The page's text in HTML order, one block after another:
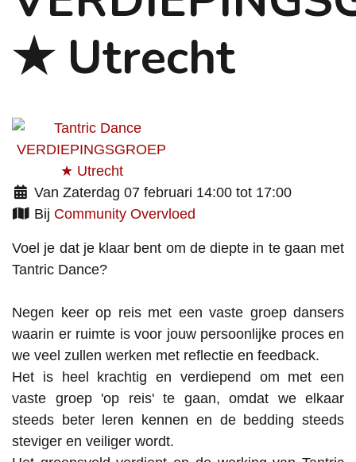
★ Utrecht
Van Zaterdag 07 februari 14:00 tot 17:00
Bij Community Overvloed
Voel je dat je klaar bent om de diepte in te gaan met
Tantric Dance?
Negen keer op reis met een vaste groep dansers
waarin er ruimte is voor jouw persoonlijke proces en
we veel zullen werken met reflectie en feedback.
Het is heel krachtig en verdiepend om met een
vaste groep 'op reis' te gaan, omdat we elkaar
steeds beter leren kennen en de bedding steeds
steviger en veiliger wordt.